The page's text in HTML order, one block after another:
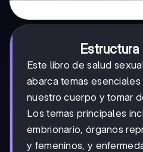
Este libro de salud
abarca temas
nuestro cuerpo y tomar
Los temas principales
embrionario, órganos
y femeninos, y